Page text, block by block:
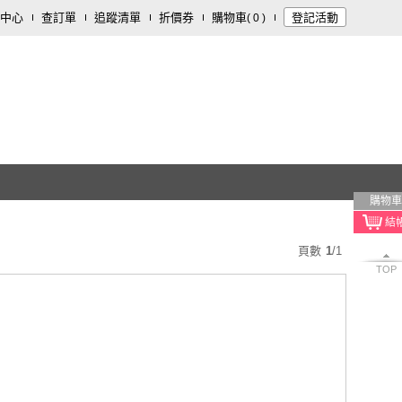
心 查訂單 追蹤清單 折價券 購物車( 0 ) 登記活動
購物車
TOP
頁數 1/1